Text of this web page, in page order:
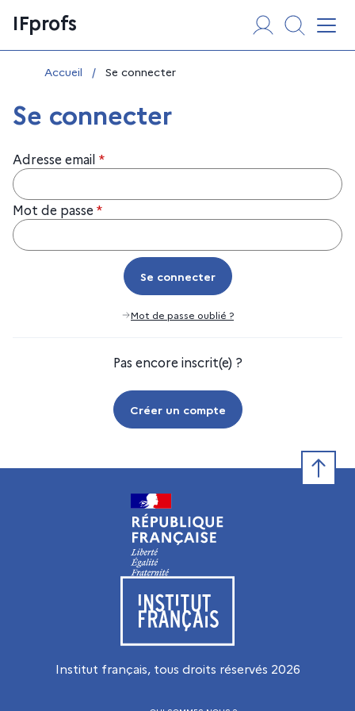
au
contenu
IFprofs
Vous êtes ici :
Accueil / Se connecter
Se connecter
Adresse email *
Mot de passe *
Se connecter
Se connecter
Mot de passe oublié ?
Pas encore inscrit(e) ?
Créer un compte
Visiter le site de l’Institut français
Institut français, tous droits réservés 2026